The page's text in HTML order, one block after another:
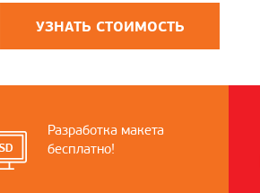
УЗНАТЬ СТОИМОСТЬ
Разработка макета
бесплатно!